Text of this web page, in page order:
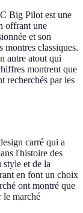
Big Pilot est une
offrant une
et son
montres classiques.
autre atout qui
montrent que
recherchés par les
carré qui a
l'histoire des
style et de la
en font un choix
ont montré que
le marché